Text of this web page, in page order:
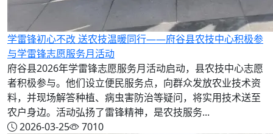
学雷锋初心不改 送农技温暖同行——府谷县农技中心积极参
与学雷锋志愿服务月活动
府谷县2026年学雷锋志愿服务月活动启动，县农技中心志愿
者积极参与。他们设立便民服务点，向群众发放农业技术资
料，并现场解答种植、病虫害防治等疑问，将实用技术送至
农户身边。活动弘扬了雷锋精神，是农技服务...
2026-03-25
7010